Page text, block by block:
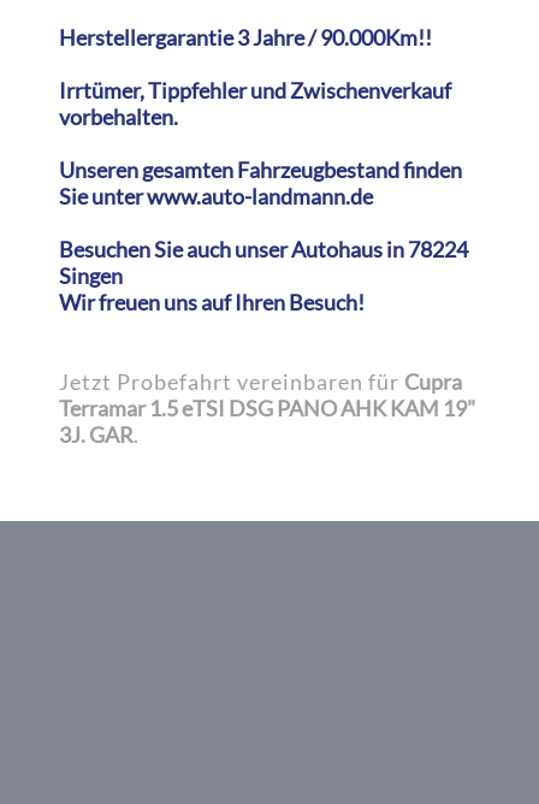
Herstellergarantie 3 Jahre / 90.000Km!!
Irrtümer, Tippfehler und Zwischenverkauf
vorbehalten.
Unseren gesamten Fahrzeugbestand finden
Sie unter www.auto-landmann.de
Besuchen Sie auch unser Autohaus in 78224
Singen
Wir freuen uns auf Ihren Besuch!
Jetzt Probefahrt vereinbaren für Cupra
Terramar 1.5 eTSI DSG PANO AHK KAM 19"
3J. GAR.